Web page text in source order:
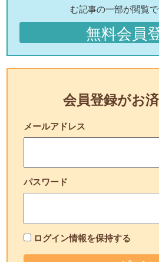
む記事の一部が閲覧で
無料会員
会員登録がお
メールアドレス
パスワード
ログイン情報を保持する